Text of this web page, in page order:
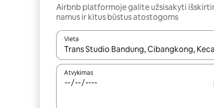
Airbnb platformoje galite užsisakyti
namus ir kitus būstus atostogoms
Vieta
Kai pasirodys paieškos rezultatai, juos
Atvykimas